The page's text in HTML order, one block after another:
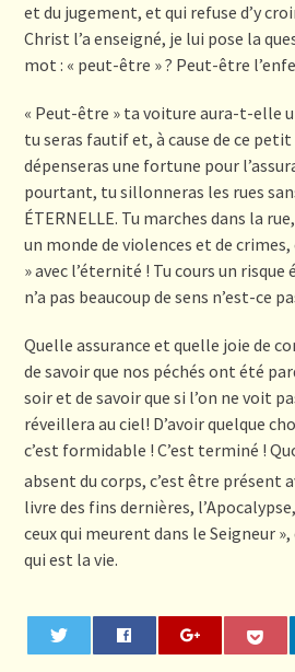
et du jugement, et qui refuse d’y
Christ l’a enseigné, je lui pose la
mot : « peut-être » ? Peut-être
« Peut-être » ta voiture aura-t-elle
tu seras fautif et, à cause de ce
dépenseras une fortune pour
pourtant, tu sillonneras les rues
ÉTERNELLE. Tu marches dans la
un monde de violences et de
» avec l’éternité ! Tu cours un risque
n’a pas beaucoup de sens n’est-ce
Quelle assurance et quelle joie de
de savoir que nos péchés ont été
soir et de savoir que si l’on ne voit
réveillera au ciel! D’avoir quelque
c’est formidable ! C’est terminé !
absent du corps, c’est être présent
livre des fins dernières,
ceux qui meurent dans le Seigneur
qui est la vie.